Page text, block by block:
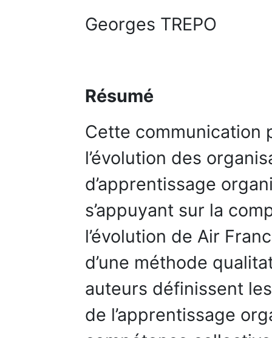
Georges TREPO
Résumé
Cette communication
l’évolution des
d’apprentissage
s’appuyant sur la
l’évolution de Air
d’une méthode
auteurs définissent
de l’apprentissage